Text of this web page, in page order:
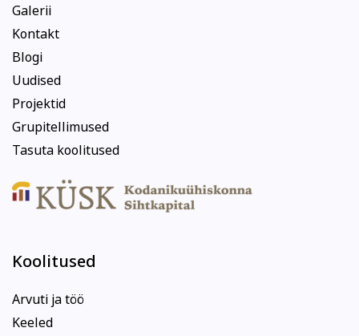
Galerii
Kontakt
Blogi
Uudised
Projektid
Grupitellimused
Tasuta koolitused
Koolitused
Arvuti ja töö
Keeled